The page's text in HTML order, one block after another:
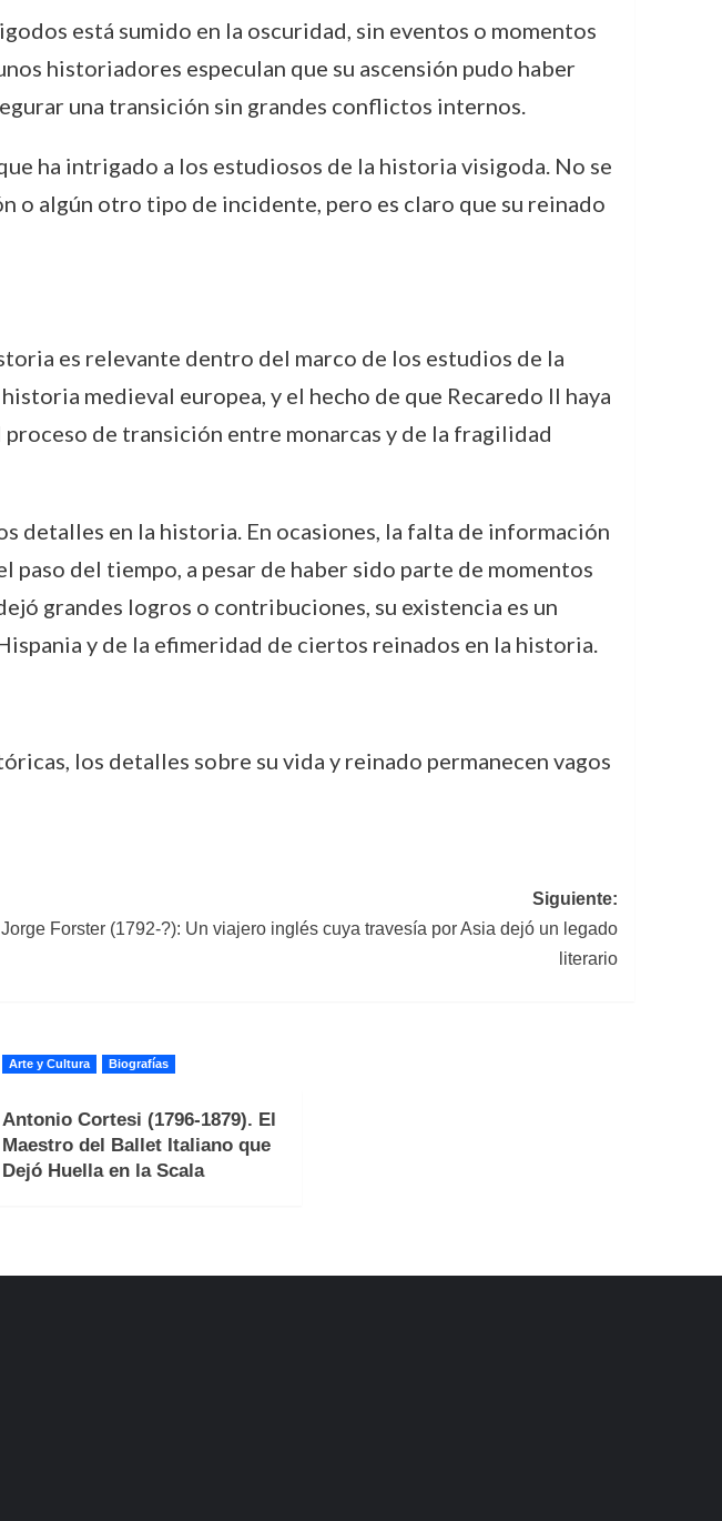
está sumido en la oscuridad, sin eventos o momentos
historiadores especulan que su ascensión pudo haber
una transición sin grandes conflictos internos.
ha intrigado a los estudiosos de la historia visigoda. No se
o algún otro tipo de incidente, pero es claro que su reinado
es relevante dentro del marco de los estudios de la
medieval europea, y el hecho de que Recaredo II haya
de transición entre monarcas y de la fragilidad
detalles en la historia. En ocasiones, la falta de información
paso del tiempo, a pesar de haber sido parte de momentos
grandes logros o contribuciones, su existencia es un
y de la efimeridad de ciertos reinados en la historia.
los detalles sobre su vida y reinado permanecen vagos
Siguiente:
Jorge Forster (1792-?): Un viajero inglés cuya travesía por Asia dejó un legado
literario
Arte y Cultura Biografías
Antonio Cortesi (1796-1879). El
Maestro del Ballet Italiano que
Dejó Huella en la Scala